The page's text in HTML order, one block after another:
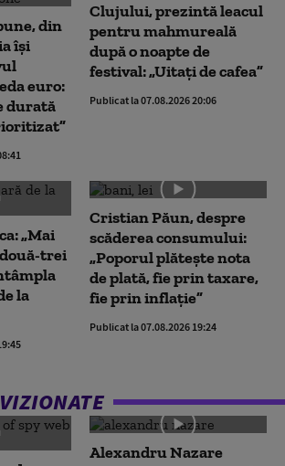
din
își
euro:
durată
Clujului, prezintă leacul
pentru mahmureală
după o noapte de
festival: „Uitați de cafea”
Publicat la 07.08.2026 20:06
„Mai
trei
la
Cristian Păun, despre
scăderea consumului:
„Poporul plătește nota
de plată, fie prin taxare,
fie prin inflație”
Publicat la 07.08.2026 19:24
Alexandru Nazare